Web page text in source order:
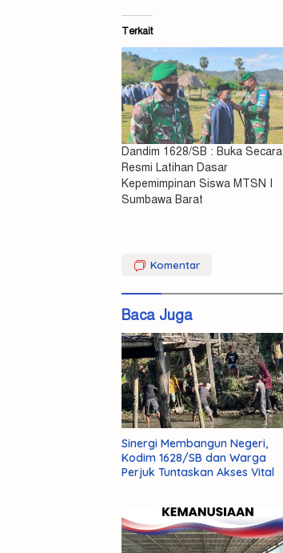
Terkait
Dandim 1628/SB : Buka Secara
Resmi Latihan Dasar
Kepemimpinan Siswa MTSN I
Sumbawa Barat
Muda
Wujudkan
Komentar
Baca Juga
Sinergi Membangun Negeri,
Kodim 1628/SB dan Warga
Perjuk Tuntaskan Akses Vital